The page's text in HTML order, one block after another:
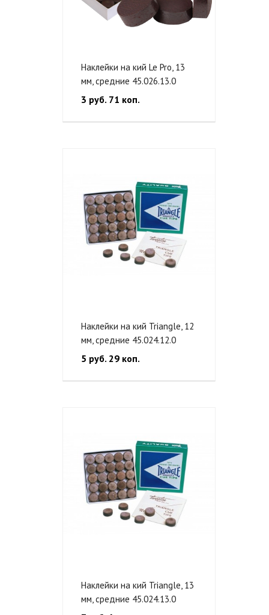
Наклейки на кий Le Pro, 13
мм, средние 45.026.13.0
3 руб. 71 коп.
Наклейки на кий Triangle, 12
мм, средние 45.024.12.0
5 руб. 29 коп.
Наклейки на кий Triangle, 13
мм, средние 45.024.13.0